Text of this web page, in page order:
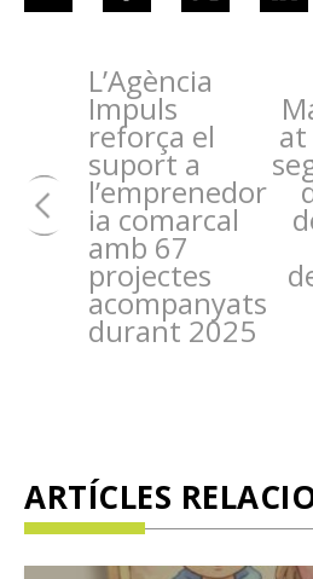
L’Agència
Impuls
reforça el
suport a
l’emprenedor
ia comarcal
amb 67
projectes
acompanyats
durant 2025
at
ARTÍCLES